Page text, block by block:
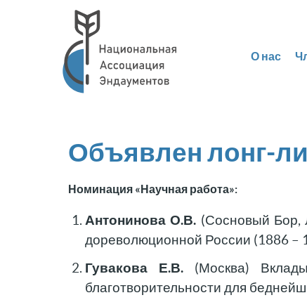
О нас
Объявлен лонг-
Номинация «Научная работа»:
Антонинова О.В. (Сосновый Бор,
дореволюционной России (1886 –
Гувакова Е.В.(Москва)
благотворительности для